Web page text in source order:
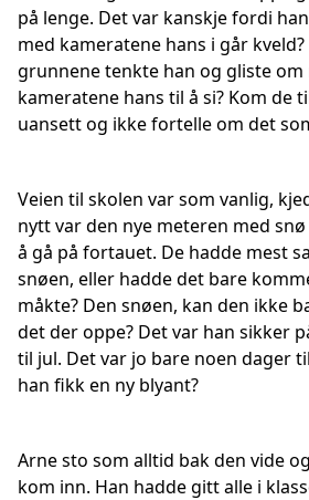
på lenge. Det var kanskje fordi
med kameratene hans i går
grunnene tenkte han og gliste om
kameratene hans til å si? Kom de
uansett og ikke fortelle om det
Veien til skolen var som vanlig,
nytt var den nye meteren med
å gå på fortauet. De hadde mest
snøen, eller hadde det bare
måkte? Den snøen, kan den ikke
det der oppe? Det var han sikker
til jul. Det var jo bare noen dager
han fikk en ny blyant?
Arne sto som alltid bak den vide
kom inn. Han hadde gitt alle i